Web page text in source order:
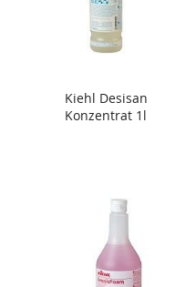
Kiehl Desisan
Konzentrat 1l